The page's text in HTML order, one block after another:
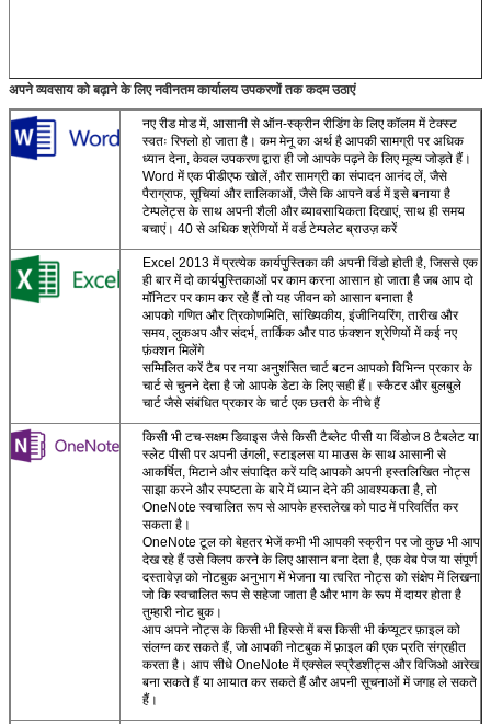
प्रस्तुत
अपने व्यवसाय को बढ़ाने के लिए नवीनतम कार्यालय उपकरणों तक कदम उठाएं
नए रीड मोड में, आसानी से ऑन-स्क्रीन रीडिंग के लिए कॉलम में टेक्स्ट
स्वतः रिफ्लो हो जाता है। कम मेनू का अर्थ है आपकी सामग्री पर अधिक
ध्यान देना, केवल उपकरण द्वारा ही जो आपके पढ़ने के लिए मूल्य जोड़ते हैं।
Word में एक पीडीएफ खोलें, और सामग्री का संपादन आनंद लें, जैसे
पैराग्राफ, सूचियां और तालिकाओं, जैसे कि आपने वर्ड में इसे बनाया है
टेम्पलेट्स के साथ अपनी शैली और व्यावसायिकता दिखाएं, साथ ही समय
बचाएं। 40 से अधिक श्रेणियों में वर्ड टेम्पलेट ब्राउज़ करें
Excel 2013 में प्रत्येक कार्यपुस्तिका की अपनी विंडो होती है, जिससे एक
ही बार में दो कार्यपुस्तिकाओं पर काम करना आसान हो जाता है जब आप दो
मॉनिटर पर काम कर रहे हैं तो यह जीवन को आसान बनाता है
आपको गणित और त्रिकोणमिति, सांख्यिकीय, इंजीनियरिंग, तारीख और
समय, लुकअप और संदर्भ, तार्किक और पाठ फ़ंक्शन श्रेणियों में कई नए
फ़ंक्शन मिलेंगे
सम्मिलित करें टैब पर नया अनुशंसित चार्ट बटन आपको विभिन्न प्रकार के
चार्ट से चुनने देता है जो आपके डेटा के लिए सही हैं। स्कैटर और बुलबुले
चार्ट जैसे संबंधित प्रकार के चार्ट एक छतरी के नीचे हैं
किसी भी टच-सक्षम डिवाइस जैसे किसी टैब्लेट पीसी या विंडोज 8 टैबलेट या
स्लेट पीसी पर अपनी उंगली, स्टाइलस या माउस के साथ आसानी से
आकर्षित, मिटाने और संपादित करें यदि आपको अपनी हस्तलिखित नोट्स
साझा करने और स्पष्टता के बारे में ध्यान देने की आवश्यकता है, तो
OneNote स्वचालित रूप से आपके हस्तलेख को पाठ में परिवर्तित कर
सकता है।
OneNote टूल को बेहतर भेजें कभी भी आपकी स्क्रीन पर जो कुछ भी आप
देख रहे हैं उसे क्लिप करने के लिए आसान बना देता है, एक वेब पेज या संपूर्ण
दस्तावेज़ को नोटबुक अनुभाग में भेजना या त्वरित नोट्स को संक्षेप में लिखना
जो कि स्वचालित रूप से सहेजा जाता है और भाग के रूप में दायर होता है
तुम्हारी नोट बुक।
आप अपने नोट्स के किसी भी हिस्से में बस किसी भी कंप्यूटर फ़ाइल को
संलग्न कर सकते हैं, जो आपकी नोटबुक में फ़ाइल की एक प्रति संग्रहीत
करता है। आप सीधे OneNote में एक्सेल स्प्रैडशीट्स और विजिओ आरेख
बना सकते हैं या आयात कर सकते हैं और अपनी सूचनाओं में जगह ले सकते
हैं।